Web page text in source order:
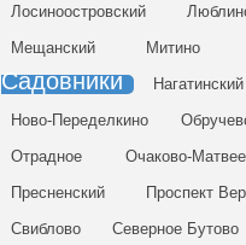
Лосиноостровский
Мещанский
Митино
Садовники
Ново-Переделкино
Отрадное
Очаково-
Пресненский
Проспект
Свиблово
Северное Бутово